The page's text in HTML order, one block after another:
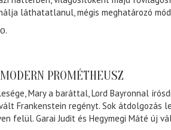
láthatatlanul, mégis meghatározó
PROMÉTHEUSZ
Mary a baráttal, Lord Bayronnal
Frankenstein regényt. Sok átdolgozás
felül. Garai Judit és Hegymegi Máté új